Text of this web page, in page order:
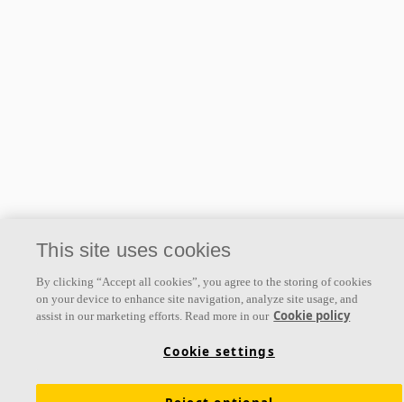
This site uses cookies
By clicking “Accept all cookies”, you agree to the storing of cookies
on your device to enhance site navigation, analyze site usage, and
assist in our marketing efforts. Read more in our Cookie policy
Cookie settings